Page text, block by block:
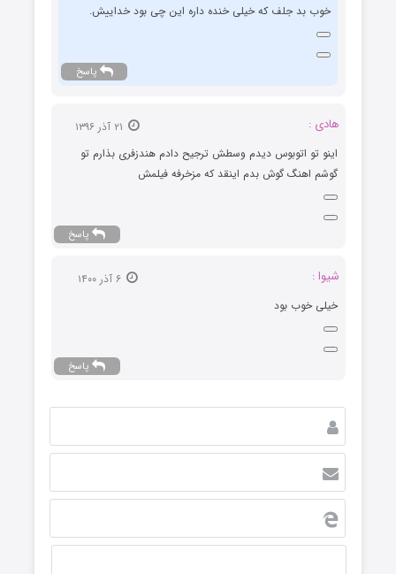
خوب بد جلف که خیلی خنده داره این چی بود خداییش.
پاسخ
هادی :
اینو تو اتوبوس دیدم وسطش ترجیح دادم هندزفری بذارم تو
گوشم اهنگ گوش بدم اینقد که مزخرفه فیلمش
پاسخ
شیوا :
۶ آذر ۱۴۰۰
خیلی خوب بود
پاسخ